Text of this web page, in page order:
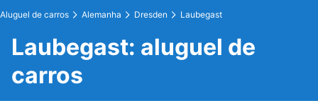
Aluguel de carros Alemanha Dresden Laubegast
Laubegast: aluguel de
carros